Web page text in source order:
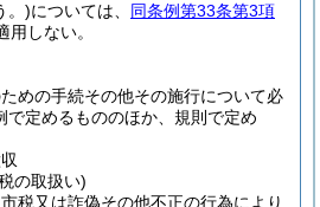
。)については、 同条例第33条第3項
用しない。
めの手続その他その施行について必
で定めるもののほか、規則で定め
の取扱い)
税又は詐偽その他不正の行為により